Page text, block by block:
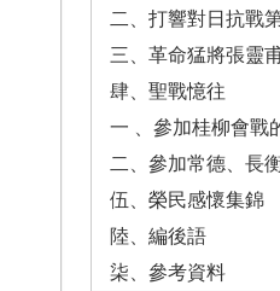
二、打響對日抗戰
三、革命猛將張靈
肆、聖戰憶往
一 、參加桂柳會戰
二、參加常德、長
伍、榮民感懷集錦
陸、編後語
柒、參考資料